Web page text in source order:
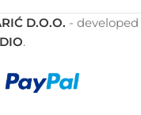
D.O.O. - developed
.